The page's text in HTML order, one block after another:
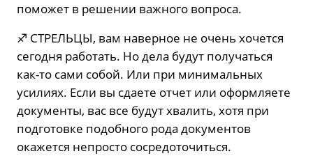
поможет в решении важного вопроса.
♐️ СТРЕЛЬЦЫ, вам наверное не очень хочется
сегодня работать. Но дела будут получаться
как-то сами собой. Или при минимальных
усилиях. Если вы сдаете отчет или оформляете
документы, вас все будут хвалить, хотя при
подготовке подобного рода документов
окажется непросто сосредоточиться.